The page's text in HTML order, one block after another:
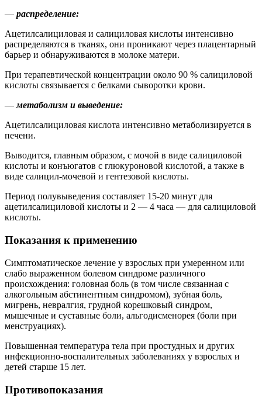
— распределение:
Ацетилсалициловая и салициловая кислоты интенсивно
распределяются в тканях, они проникают через плацентарный
барьер и обнаруживаются в молоке матери.
При терапевтической концентрации около 90 % салициловой
кислоты связывается с белками сыворотки крови.
—метаболизм и выведение:
Ацетилсалициловая кислота интенсивно метаболизируется в
печени.
Выводится, главным образом, с мочой в виде салициловой
кислоты и конъюгатов с глюкуроновой кислотой, а также в
виде салицил-мочевой и гентезовой кислоты.
Период полувыведения составляет 15-20 минут для
ацетилсалициловой кислоты и 2 — 4 часа — для салициловой
кислоты.
Показания к применению
Симптоматическое лечение у взрослых при умеренном или
слабо выраженном болевом синдроме различного
происхождения: головная боль (в том числе связанная с
алкогольным абстинентным синдромом), зубная боль,
мигрень, невралгия, грудной корешковый синдром,
мышечные и суставные боли, альгодисменорея (боли при
менструациях).
Повышенная температура тела при простудных и других
инфекционно-воспалительных заболеваниях у взрослых и
детей старше 15 лет.
Противопоказания